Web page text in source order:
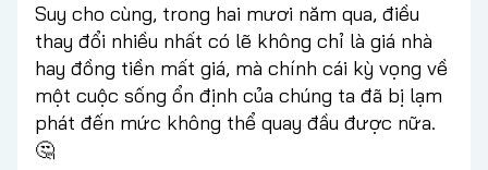
Suy cho cùng, trong hai mươi năm qua, điều
thay đổi nhiều nhất có lẽ không chỉ là giá nhà
hay đồng tiền mất giá, mà chính cái kỳ vọng về
một cuộc sống ổn định của chúng ta đã bị lạm
phát đến mức không thể quay đầu được nữa.
🤔